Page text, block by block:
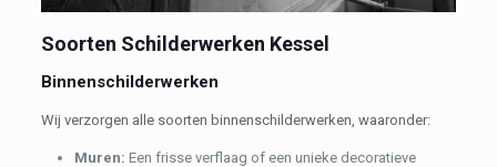
Soorten Schilderwerken Kessel
Binnenschilderwerken
Wij verzorgen alle soorten binnenschilderwerken, waaronder:
Muren: Een frisse verflaag of een unieke decoratieve